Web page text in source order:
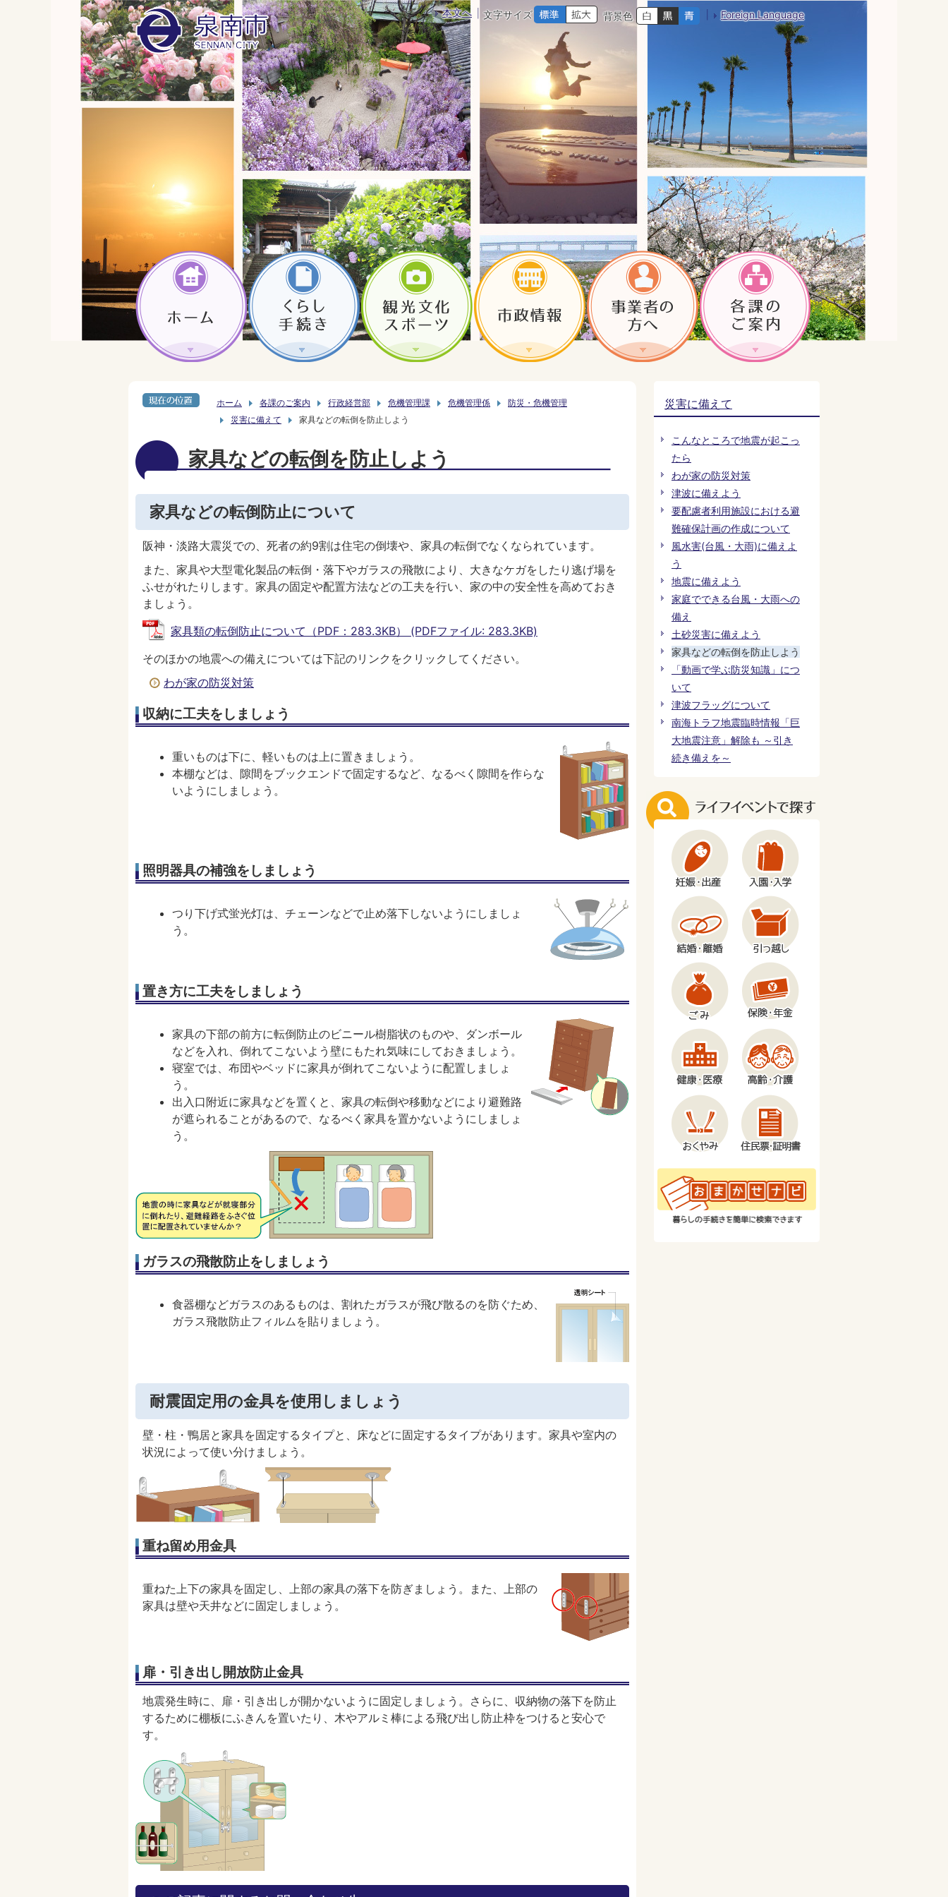
本文へ 文字サイズ 背景色 Foreign Language
ホーム 各課のご案内 行政経営部 危機管理課 危機管理係
防災・危機管理
災害に備えて
家具などの転倒を防止しよう
家具などの転倒を防止しよう
家具などの転倒防止について
阪神・淡路大震災での、死者の約9割は住宅の倒壊や、家具の転倒でなくなられています。
また、家具や大型電化製品の転倒・落下やガラスの飛散により、大きなケガをしたり逃げ場を
ふせがれたりします。家具の固定や配置方法などの工夫を行い、家の中の安全性を高めておき
ましょう。
家具類の転倒防止について（PDF：283.3KB） (PDFファイル: 283.3KB)
そのほかの地震への備えについては下記のリンクをクリックしてください。
わが家の防災対策
収納に工夫をしましょう
重いものは下に、軽いものは上に置きましょう。
本棚などは、隙間をブックエンドで固定するなど、なるべく隙間を作らな
いようにしましょう。
照明器具の補強をしましょう
つり下げ式蛍光灯は、チェーンなどで止め落下しないようにしましょ
う。
置き方に工夫をしましょう
家具の下部の前方に転倒防止のビニール樹脂状のものや、ダンボール
などを入れ、倒れてこないよう壁にもたれ気味にしておきましょう。
寝室では、布団やベッドに家具が倒れてこないように配置しましょ
う。
出入口附近に家具などを置くと、家具の転倒や移動などにより避難路
が遮られることがあるので、なるべく家具を置かないようにしましょ
う。
ガラスの飛散防止をしましょう
食器棚などガラスのあるものは、割れたガラスが飛び散るのを防ぐため、
ガラス飛散防止フィルムを貼りましょう。
耐震固定用の金具を使用しましょう
壁・柱・鴨居と家具を固定するタイプと、床などに固定するタイプがあります。家具や室内の
状況によって使い分けましょう。
重ね留め用金具
重ねた上下の家具を固定し、上部の家具の落下を防ぎましょう。また、上部の
家具は壁や天井などに固定しましょう。
扉・引き出し開放防止金具
地震発生時に、扉・引き出しが開かないように固定しましょう。さらに、収納物の落下を防止
するために棚板にふきんを置いたり、木やアルミ棒による飛び出し防止枠をつけると安心で
す。
災害に備えて
こんなところで地震が起こっ
たら
わが家の防災対策
津波に備えよう
要配慮者利用施設における避
難確保計画の作成について
風水害(台風・大雨)に備えよ
う
地震に備えよう
家庭でできる台風・大雨への
備え
土砂災害に備えよう
家具などの転倒を防止しよう
「動画で学ぶ防災知識」につ
いて
津波フラッグについて
南海トラフ地震臨時情報「巨
大地震注意」解除も ～引き
続き備えを～